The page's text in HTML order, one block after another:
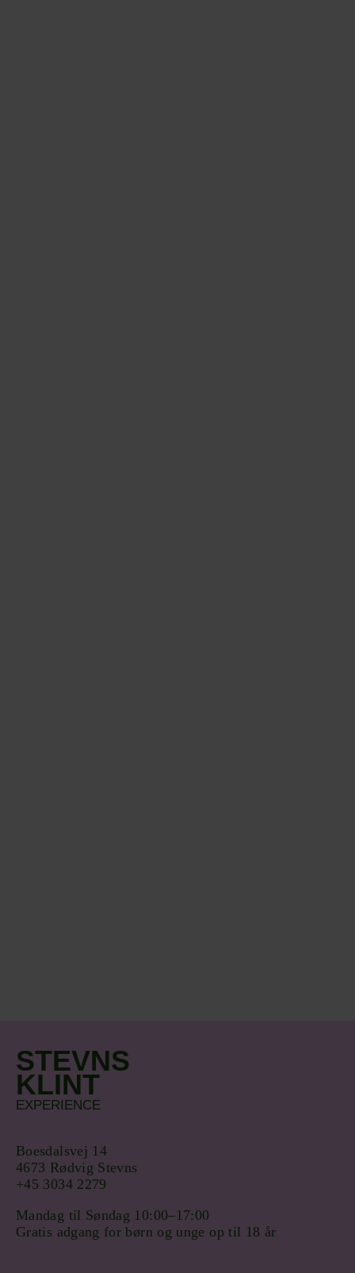
STEVNS
KLINT
EXPERIENCE
Boesdalsvej 14
4673 Rødvig Stevns
+45 3034 2279
Mandag til Søndag 10:00–17:00
Gratis adgang for børn og unge op til 18 år